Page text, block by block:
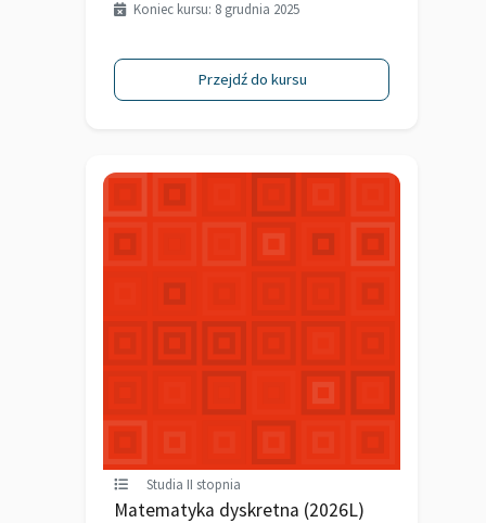
Koniec kursu: 8 grudnia 2025
Przejdź do kursu
Studia II stopnia
Matematyka dyskretna (2026L)